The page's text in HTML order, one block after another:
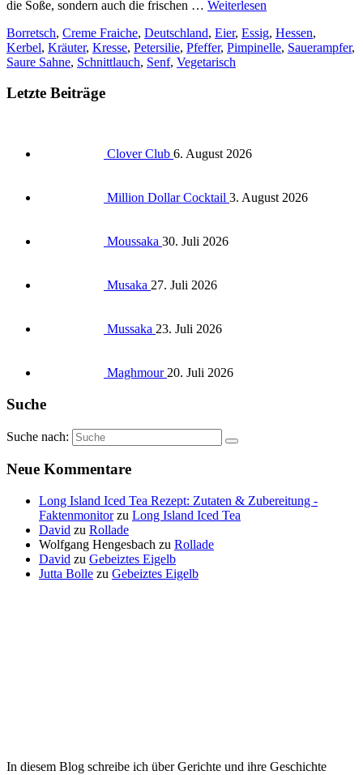
die Soße, sondern auch die frischen … Weiterlesen
Borretsch, Creme Fraiche, Deutschland, Eier, Essig, Hessen,
Kerbel, Kräuter, Kresse, Petersilie, Pfeffer, Pimpinelle, Sauerampfer,
Saure Sahne, Schnittlauch, Senf, Vegetarisch
Letzte Beiträge
Clover Club 6. August 2026
Million Dollar Cocktail 3. August 2026
Moussaka 30. Juli 2026
Musaka 27. Juli 2026
Mussaka 23. Juli 2026
Maghmour 20. Juli 2026
Suche
Suche nach:
Neue Kommentare
Long Island Iced Tea Rezept: Zutaten & Zubereitung -
Faktenmonitorzu Long Island Iced Tea
David zu Rollade
Wolfgang Hengesbach zu Rollade
David zu Gebeiztes Eigelb
Jutta Bolle zu Gebeiztes Eigelb
In diesem Blog schreibe ich über Gerichte und ihre Geschichte